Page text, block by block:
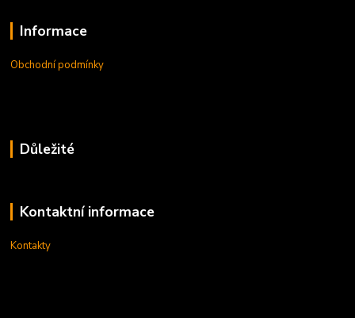
Informace
Obchodní podmínky
Důležité
Kontaktní informace
Kontakty